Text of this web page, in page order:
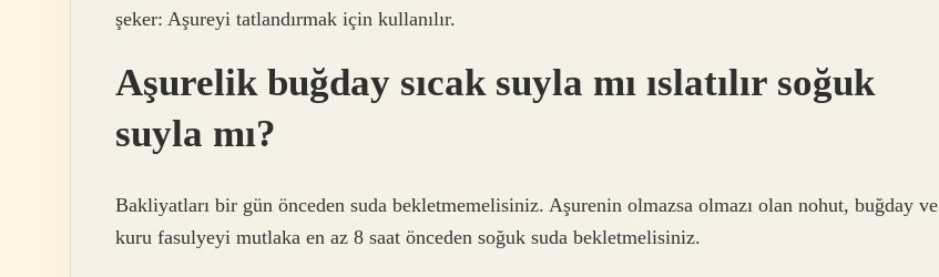
şeker: Aşureyi tatlandırmak için kullanılır.
Aşurelik buğday sıcak suyla mı ıslatılır soğuk
suyla mı?
Bakliyatları bir gün önceden suda bekletmemelisiniz. Aşurenin olmazsa olmazı olan nohut, buğday ve
kuru fasulyeyi mutlaka en az 8 saat önceden soğuk suda bekletmelisiniz.